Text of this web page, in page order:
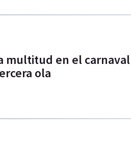
multitud en el
ola